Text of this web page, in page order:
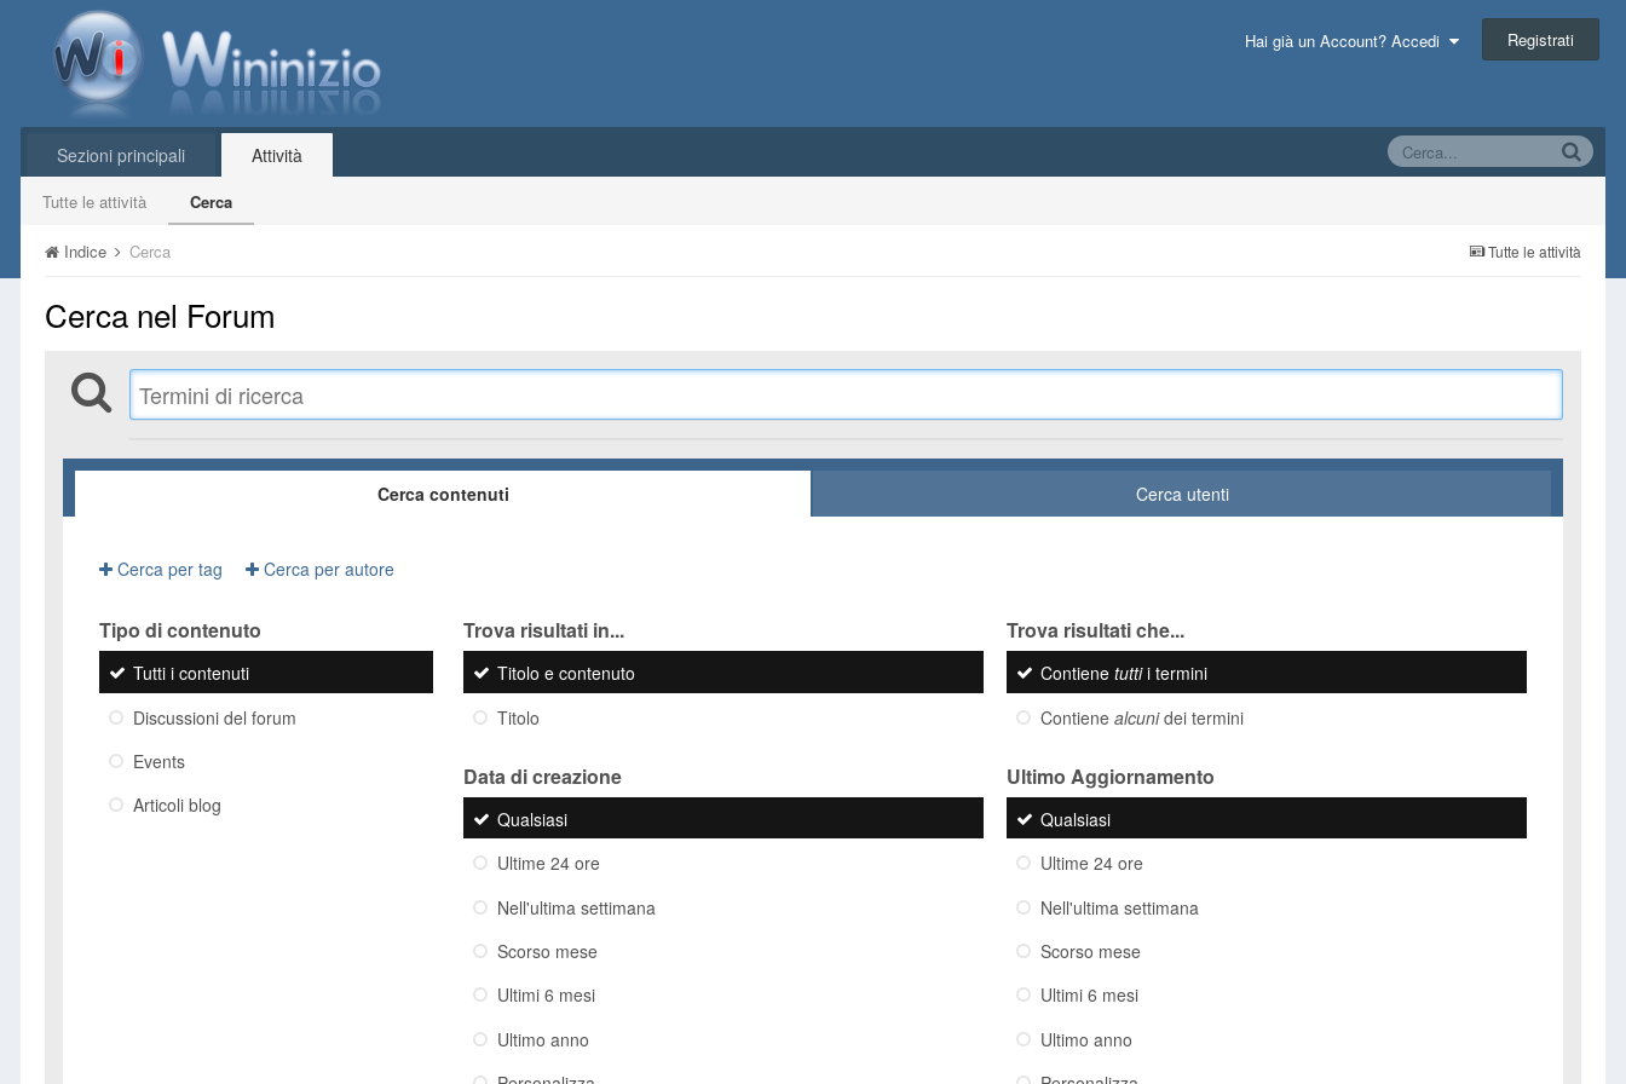
Hai già un Account? Accedi Registrati
Sezioni principali Attività
Tutte le attività Cerca
Tutte le attività
Indice Cerca
Cerca nel Forum
Cerca contenuti Cerca utenti
Cerca per tag Cerca per autore
Tipo di contenuto
Tutti i contenuti
Discussioni del forum
Events
Articoli blog
Trova risultati in...
Titolo e contenuto
Titolo
Trova risultati che...
Contiene tuttii termini
Contiene alcunidei termini
Data di creazione
Qualsiasi
Ultime 24 ore
Nell'ultima settimana
Scorso mese
Ultimi 6 mesi
Ultimo anno
Ultimo Aggiornamento
Qualsiasi
Ultime 24 ore
Nell'ultima settimana
Scorso mese
Ultimi 6 mesi
Ultimo anno